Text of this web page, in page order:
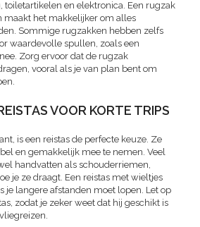
toiletartikelen en elektronica. Een rugzak
maakt het makkelijker om alles
Sommige rugzakken hebben zelfs
waardevolle spullen, zoals een
Zorg ervoor dat de rugzak
vooral als je van plan bent om
VOOR KORTE TRIPS
is een reistas de perfecte keuze. Ze
en gemakkelijk mee te nemen. Veel
handvatten als schouderriemen,
je ze draagt. Een reistas met wieltjes
je langere afstanden moet lopen. Let op
zodat je zeker weet dat hij geschikt is